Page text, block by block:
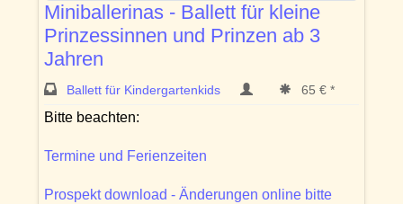
Miniballerinas - Ballett für kleine
Prinzessinnen und Prinzen ab 3
Jahren
Ballett für Kindergartenkids 65 € *
Bitte beachten:
Termine und Ferienzeiten
Prospekt download - Änderungen online bitte